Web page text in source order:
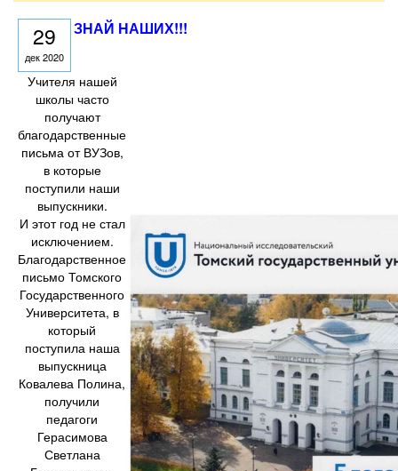
29
дек 2020
ЗНАЙ НАШИХ!!!
Учителя нашей
школы часто
получают
благодарственные
письма от ВУЗов,
в которые
поступили наши
выпускники.
И этот год не стал
исключением.
Благодарственное
письмо Томского
Государственного
Университета, в
который
поступила наша
выпускница
Ковалева Полина,
получили
педагоги
Герасимова
Светлана